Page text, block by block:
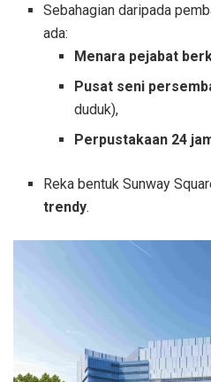
Sebahagian daripada
ada:
Menara pejabat
Pusat seni
duduk),
Perpustakaan 24
Reka bentuk Sunway
trendy.